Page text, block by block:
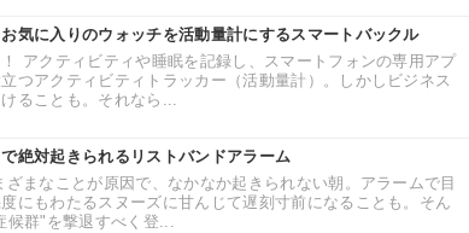
気に入りのウォッチを活動量計にするスマートバックル
アクティビティや睡眠を記録し、スマートフォンの専用アプ
つアクティビティトラッカー（活動量計）。しかしビジネス
ることも。それなら...
絶対起きられるリストバンドアラーム
まなことが原因で、なかなか起きられない朝。アラームで目
にもわたるスヌーズに甘んじて遅刻寸前になることも。そん
候群"を撃退すべく登...